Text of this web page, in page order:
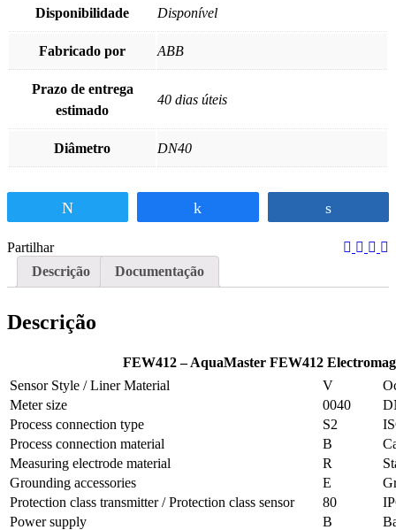
Disponibilidade Disponível
Fabricado por ABB
Prazo de entrega
estimado
40 dias úteis
Diâmetro DN40
Partilhar
Descrição
Documentação
Descrição
FEW412 – AquaMaster FEW412
Sensor Style / Liner Material
V
Meter size
0040
Process connection type
S2
Process connection material
B
Measuring electrode material
R
Grounding accessories
E
Protection class transmitter / Protection class sensor
80
Power supply
B